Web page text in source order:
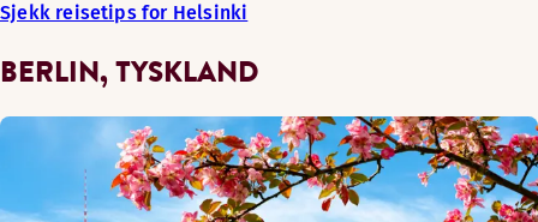
Sjekk reisetips for Helsinki
BERLIN, TYSKLAND